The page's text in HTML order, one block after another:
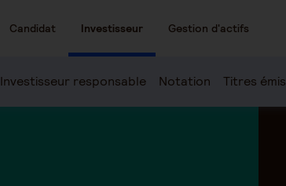
Candidat Investisseur Gestion d'actifs
Investisseur responsable Notation Titres émis